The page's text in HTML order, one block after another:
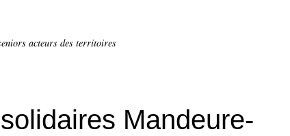
acteurs des territoires
Mandeure-